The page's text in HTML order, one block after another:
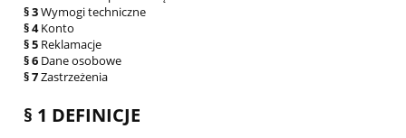
§ 3Wymogi techniczne
§ 4Konto
§ 5 Reklamacje
§ 6 Dane osobowe
§ 7Zastrzeżenia
§ 1 DEFINICJE